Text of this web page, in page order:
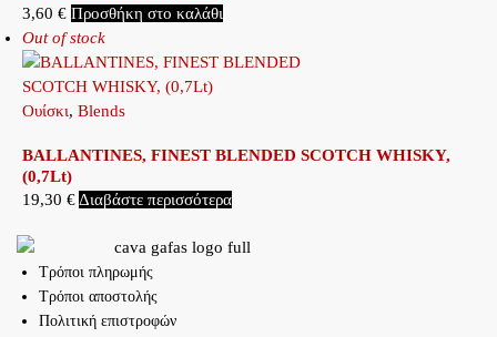
3,60 € Προσθήκη στο καλάθι
Out of stock
Ουίσκι, Blends
BALLANTINES, FINEST BLENDED SCOTCH WHISKY,
(0,7Lt)
19,30 €Διαβάστε περισσότερα
Τρόποι πληρωμής
Τρόποι αποστολής
Πολιτική επιστροφών